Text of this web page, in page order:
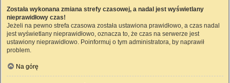
Została wykonana zmiana strefy czasowej, a nadal jest wyświetlany
nieprawidłowy czas!
Jeżeli na pewno strefa czasowa została ustawiona prawidłowo, a czas nadal
jest wyświetlany nieprawidłowo, oznacza to, że czas na serwerze jest
ustawiony nieprawidłowo. Poinformuj o tym administratora, by naprawił
problem.
Na górę